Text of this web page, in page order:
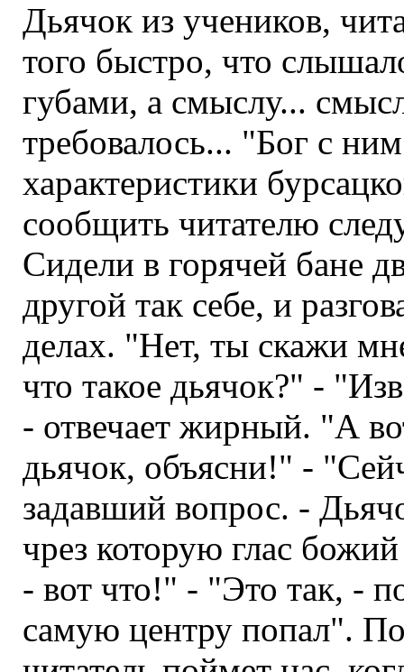
Дьячок из учеников,
того быстро, что
губами, а смыслу...
требовалось... "Бог с
характеристики
сообщить читателю
Сидели в горячей бане
другой так себе, и
делах. "Нет, ты скажи
что такое дьячок?" -
- отвечает жирный. "А
дьячок, объясни!" -
задавший вопрос. -
чрез которую глас
- вот что!" - "Это так, -
самую центру попал".